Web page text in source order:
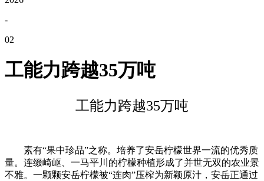
-
02
工能力跨越35万吨
工能力跨越35万吨
素有“果中珍品”之称。培养了安岳柠檬世界一流的优秀质
量。连缀崎岖、一马平川的柠檬种植形成了并世无双的农业景
不雅。一颗颗安岳柠檬被“连肉”压榨为新颖原汁，安岳正通过